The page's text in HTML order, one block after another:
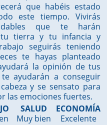
que habéis estado
este tiempo. Vivirás
que te harán
tierra y tu infancia y
seguirás teniendo
te hayas planteado
la opinión de tus
ayudarán a conseguir
y se sensato para
las emociones fuertes.
SALUD
Muy bien
ECONOMÍA
Excelente